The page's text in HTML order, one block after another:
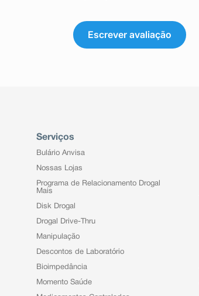
Escrever avaliação
Serviços
Bulário Anvisa
Nossas Lojas
Programa de Relacionamento Drogal
Mais
Disk Drogal
Drogal Drive-Thru
Manipulação
Descontos de Laboratório
Bioimpedância
Momento Saúde